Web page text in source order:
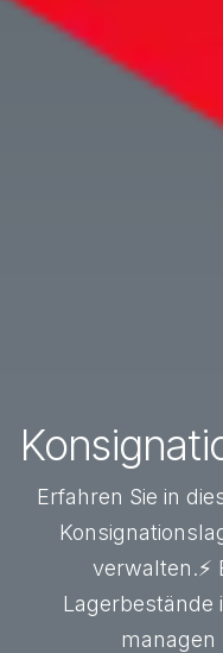
Erfahren Sie in
verwalten.⚡
Lagerbestände
managen